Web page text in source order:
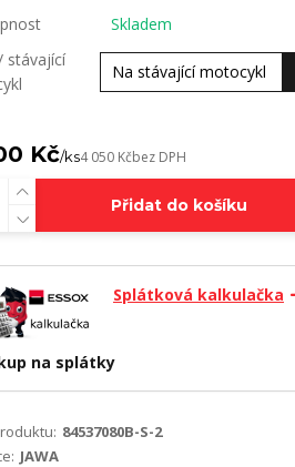
Skladem
stávající
Kč/ks4 050 Kčbez DPH
Přidat do košíku
Splátková kalkulačka
na splátky
84537080B-S-2
JAWA